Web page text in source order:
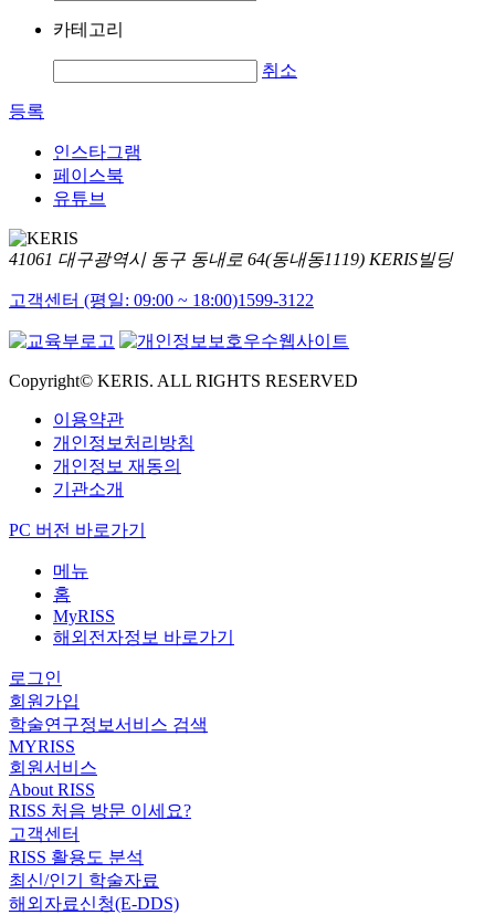
카테고리
취소
등록
인스타그램
페이스북
유튜브
41061 대구광역시 동구 동내로 64(동내동1119) KERIS빌딩
고객센터 (평일: 09:00 ~ 18:00)1599-3122
Copyright© KERIS. ALL RIGHTS RESERVED
이용약관
개인정보처리방침
개인정보 재동의
기관소개
PC 버전 바로가기
메뉴
홈
MyRISS
해외전자정보 바로가기
로그인
회원가입
학술연구정보서비스 검색
MYRISS
회원서비스
About RISS
RISS 처음 방문 이세요?
고객센터
RISS 활용도 분석
최신/인기 학술자료
해외자료신청(E-DDS)